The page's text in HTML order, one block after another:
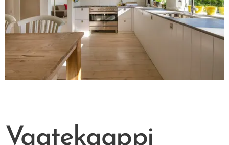
Vaatekaappi